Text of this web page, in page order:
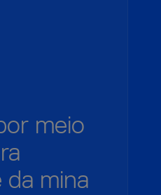
meio
mina